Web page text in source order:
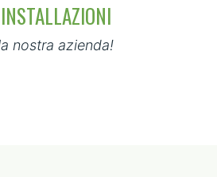
nostra azienda!